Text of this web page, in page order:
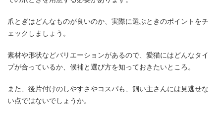
爪とぎはどんなものが良いのか、実際に選ぶときのポイントをチ
ェックしましょう。
素材や形状などバリエーションがあるので、愛猫にはどんなタイ
プが合っているか、候補と選び方を知っておきたいところ。
また、後片付けのしやすさやコスパも、飼い主さんには見逃せな
い点ではないでしょうか。